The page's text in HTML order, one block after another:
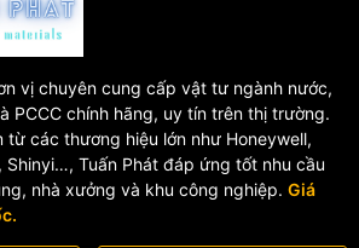
12 – 30V DC
1A @ 30V DC (COM / NO)
30V DC (COM / NC)
-10°C đến +55°C
ABS
(Máy dò)
vị chuyên cung cấp vật tư ngành nước,
PCCC chính hãng, uy tín trên thị trường.
từ các thương hiệu lớn như Honeywell,
Shinyi…, Tuấn Phát đáp ứng tốt nhu cầu
nhà xưởng và khu công nghiệp. Giá